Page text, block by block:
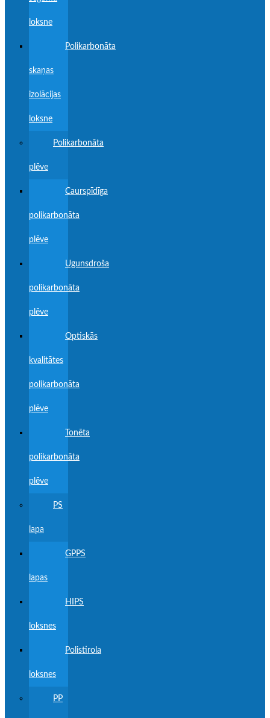
loksne
Polikarbonāta
skaņas
izolācijas
loksne
Polikarbonāta
plēve
Caurspīdīga
polikarbonāta
plēve
Ugunsdroša
polikarbonāta
plēve
Optiskās
kvalitātes
polikarbonāta
plēve
Tonēta
polikarbonāta
plēve
PS
lapa
GPPS
lapas
HIPS
loksnes
Polistirola
loksnes
PP